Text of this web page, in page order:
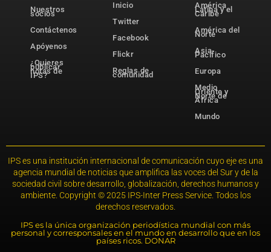
Nuestros
socios
Contáctenos
Apóyenos
¿Quieres
publicar
notas de
IPS?
Inicio
Twitter
Facebook
Flickr
Reglas de
comunidad
América
Latina y el
Caribe
América del
Norte
Asia-
Pacífico
Europa
Medio
Oriente y
Norte de
África
Mundo
IPS es una institución internacional de comunicación cuyo eje es una
agencia mundial de noticias que amplifica las voces del Sur y de la
sociedad civil sobre desarrollo, globalización, derechos humanos y
ambiente. Copyright © 2025 IPS-Inter Press Service. Todos los
derechos reservados.
IPS es la única organización periodística mundial con más
personal y corresponsales en el mundo en desarrollo que en los
países ricos. DONAR